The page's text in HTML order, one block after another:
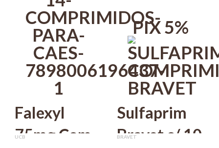
Falexyl
75mg Com
UCB
PIX 5%
Sulfaprim
Bravet c/ 10
BRAVET